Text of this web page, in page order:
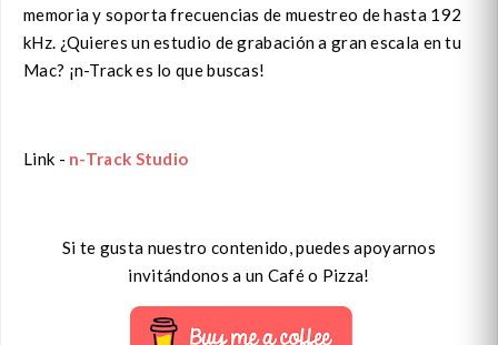
memoria y soporta frecuencias de muestreo de hasta 192
kHz. ¿Quieres un estudio de grabación a gran escala en tu
Mac? ¡n-Track es lo que buscas!
Link - n-Track Studio
Si te gusta nuestro contenido, puedes apoyarnos
invitándonos a un Café o Pizza!